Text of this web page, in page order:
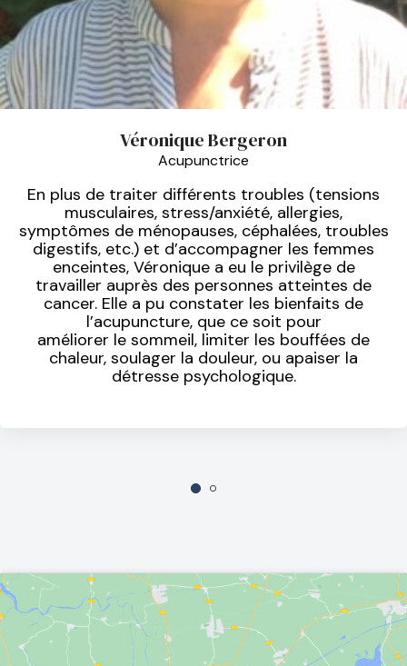
Véronique Bergeron
Acupunctrice
En plus de traiter différents troubles (tensions
musculaires, stress/anxiété, allergies,
symptômes de ménopauses, céphalées, troubles
digestifs, etc.) et d’accompagner les femmes
enceintes, Véronique a eu le privilège de
travailler auprès des personnes atteintes de
cancer. Elle a pu constater les bienfaits de
l’acupuncture, que ce soit pour
améliorer le sommeil, limiter les bouffées de
chaleur, soulager la douleur, ou apaiser la
détresse psychologique.
prev